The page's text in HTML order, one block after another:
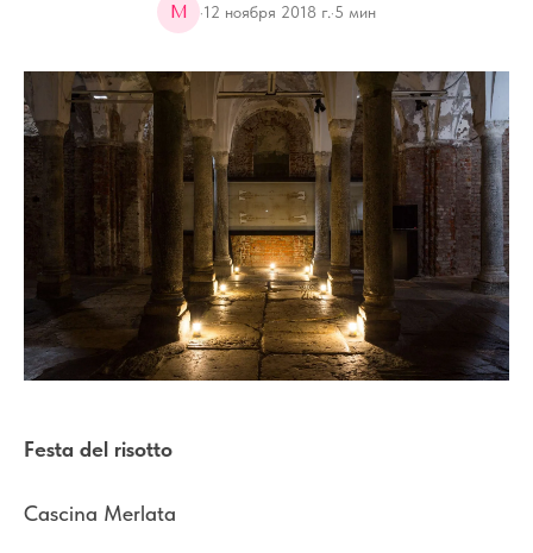
M ·12 ноября 2018 г.·5 мин
Festa del risotto
Cascina Merlata